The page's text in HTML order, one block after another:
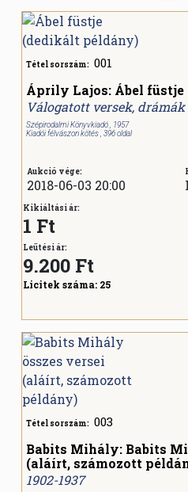
Tétel sorszám: 001
Áprily Lajos: Ábel
Válogatott versek, drámák
Szépirodalmi Könyvkiadó , 1957
Kiadói félvászon kötés , 396 oldal
Aukció vége:
2018-06-03 20:00
Kikiáltási ár:
1 Ft
Leütési ár:
9.200 Ft
Licitek száma: 25
Tétel sorszám: 003
Babits Mihály: Babits
(aláírt, számozott
1902-1937